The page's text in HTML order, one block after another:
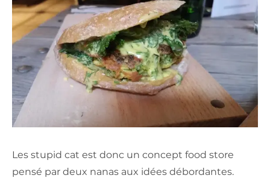
Les stupid cat est donc un concept food store
pensé par deux nanas aux idées débordantes.